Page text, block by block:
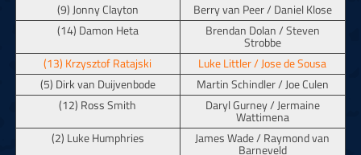
(9) Jonny Clayton
Berry van Peer / Daniel Klose
(14) Damon Heta
Brendan Dolan / Steven
Strobbe
(13) Krzysztof Ratajski
Luke Littler / Jose de Sousa
(5) Dirk van Duijvenbode
Martin Schindler / Joe Culen
(12) Ross Smith
Daryl Gurney / Jermaine
Wattimena
(2) Luke Humphries
James Wade / Raymond van
Barneveld